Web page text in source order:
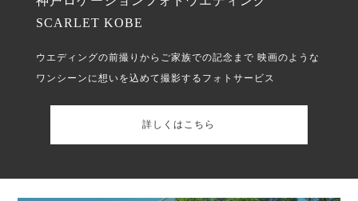
SCARLET KOBE
ウエディングの前撮りからご家族での記念まで 映画のような
ワンシーンに想いを込めて撮影するフォトサービス
詳しくはこちら